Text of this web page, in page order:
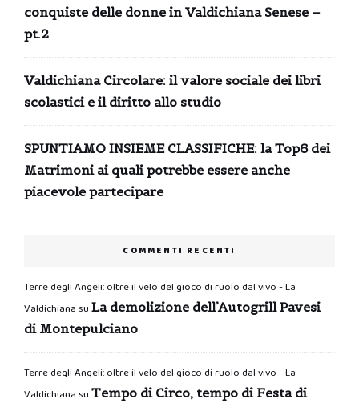
conquiste delle donne in Valdichiana Senese –
pt.2
Valdichiana Circolare: il valore sociale dei libri
scolastici e il diritto allo studio
SPUNTIAMO INSIEME CLASSIFICHE: la Top6 dei
Matrimoni ai quali potrebbe essere anche
piacevole partecipare
COMMENTI RECENTI
Terre degli Angeli: oltre il velo del gioco di ruolo dal vivo - La
Valdichiana su La demolizione dell’Autogrill Pavesi
di Montepulciano
Terre degli Angeli: oltre il velo del gioco di ruolo dal vivo - La
Valdichiana su Tempo di Circo, tempo di Festa di